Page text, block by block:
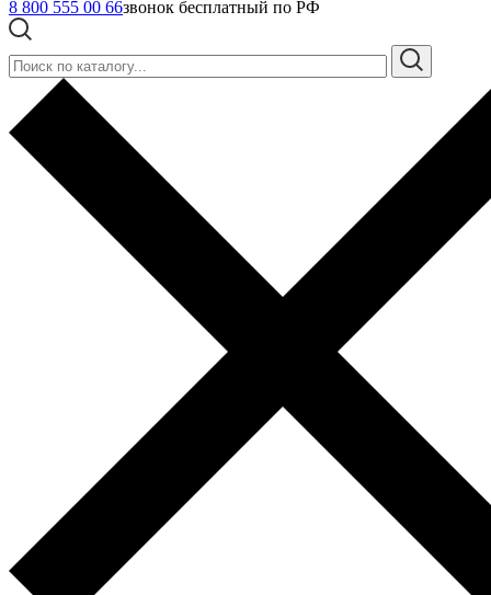
8 800 555 00 66звонок бесплатный по РФ